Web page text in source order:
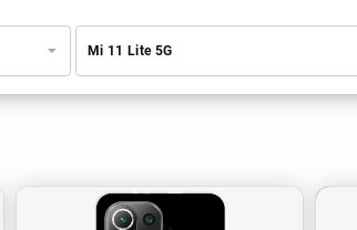
Mi 11 Lite 5G